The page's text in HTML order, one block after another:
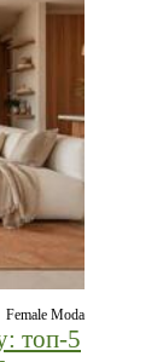
Female Moda
топ-5